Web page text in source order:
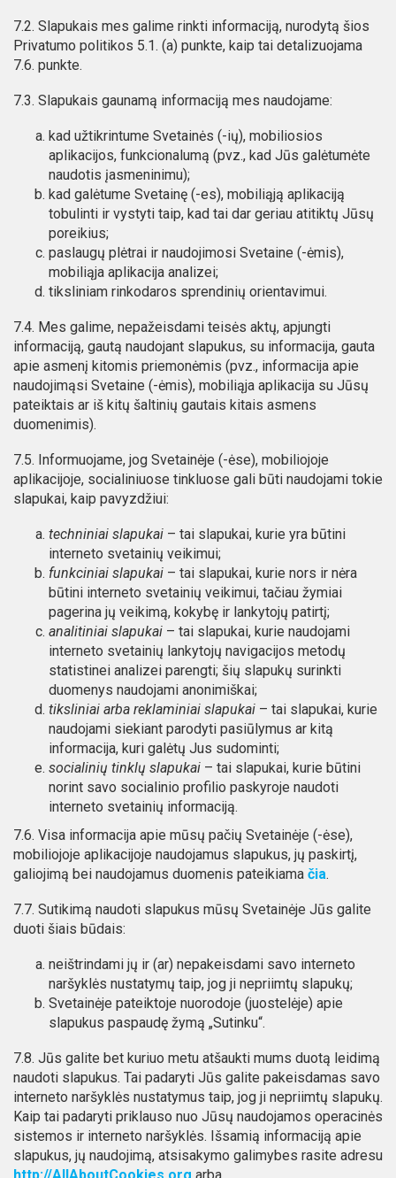
7.2. Slapukais mes galime rinkti informaciją, nurodytą šios
Privatumo politikos 5.1. (a) punkte, kaip tai detalizuojama
7.6. punkte.
7.3. Slapukais gaunamą informaciją mes naudojame:
kad užtikrintume Svetainės (-ių), mobiliosios
aplikacijos, funkcionalumą (pvz., kad Jūs galėtumėte
naudotis įasmeninimu);
kad galėtume Svetainę (-es), mobiliąją aplikaciją
tobulinti ir vystyti taip, kad tai dar geriau atitiktų Jūsų
poreikius;
paslaugų plėtrai ir naudojimosi Svetaine (-ėmis),
mobiliąja aplikacija analizei;
tiksliniam rinkodaros sprendinių orientavimui.
7.4. Mes galime, nepažeisdami teisės aktų, apjungti
informaciją, gautą naudojant slapukus, su informacija, gauta
apie asmenį kitomis priemonėmis (pvz., informacija apie
naudojimąsi Svetaine (-ėmis), mobiliąja aplikacija su Jūsų
pateiktais ar iš kitų šaltinių gautais kitais asmens
duomenimis).
7.5. Informuojame, jog Svetainėje (-ėse), mobiliojoje
aplikacijoje, socialiniuose tinkluose gali būti naudojami tokie
slapukai, kaip pavyzdžiui:
techniniai slapukai – tai slapukai, kurie yra būtini
interneto svetainių veikimui;
funkciniai slapukai – tai slapukai, kurie nors ir nėra
būtini interneto svetainių veikimui, tačiau žymiai
pagerina jų veikimą, kokybę ir lankytojų patirtį;
analitiniai slapukai – tai slapukai, kurie naudojami
interneto svetainių lankytojų navigacijos metodų
statistinei analizei parengti; šių slapukų surinkti
duomenys naudojami anonimiškai;
tiksliniai arba reklaminiai slapukai – tai slapukai, kurie
naudojami siekiant parodyti pasiūlymus ar kitą
informacija, kuri galėtų Jus sudominti;
socialinių tinklų slapukai – tai slapukai, kurie būtini
norint savo socialinio profilio paskyroje naudoti
interneto svetainių informaciją.
7.6. Visa informacija apie mūsų pačių Svetainėje (-ėse),
mobiliojoje aplikacijoje naudojamus slapukus, jų paskirtį,
galiojimą bei naudojamus duomenis pateikiama čia.
7.7. Sutikimą naudoti slapukus mūsų Svetainėje Jūs galite
duoti šiais būdais:
neištrindami jų ir (ar) nepakeisdami savo interneto
naršyklės nustatymų taip, jog ji nepriimtų slapukų;
Svetainėje pateiktoje nuorodoje (juostelėje) apie
slapukus paspaudę žymą „Sutinku“.
7.8. Jūs galite bet kuriuo metu atšaukti mums duotą leidimą
naudoti slapukus. Tai padaryti Jūs galite pakeisdamas savo
interneto naršyklės nustatymus taip, jog ji nepriimtų slapukų.
Kaip tai padaryti priklauso nuo Jūsų naudojamos operacinės
sistemos ir interneto naršyklės. Išsamią informaciją apie
slapukus, jų naudojimą, atsisakymo galimybes rasite adresu